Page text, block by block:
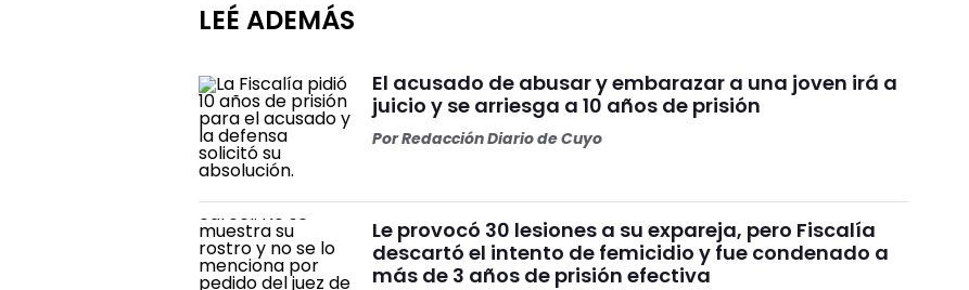
LEÉ ADEMÁS
El acusado de abusar y embarazar a una joven irá a
juicio y se arriesga a 10 años de prisión
PorRedacción Diario de Cuyo
Le provocó 30 lesiones a su expareja, pero Fiscalía
descartó el intento de femicidio y fue condenado a
más de 3 años de prisión efectiva